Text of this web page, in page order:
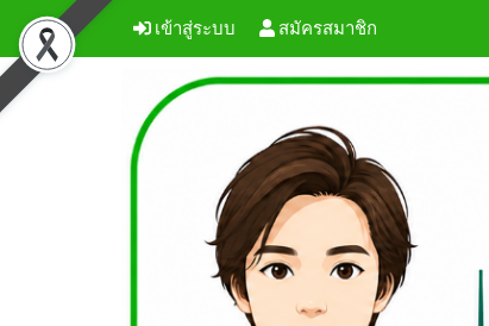
เข้าสู่ระบบ สมัครสมาชิก